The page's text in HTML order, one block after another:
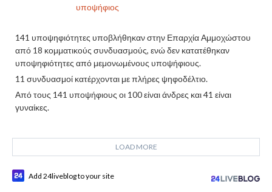
υποψήφιος
141 υποψηφιότητες υποβλήθηκαν στην Επαρχία Αμμοχώστου
από 18 κομματικούς συνδυασμούς, ενώ δεν κατατέθηκαν
υποψηφιότητες από μεμονωμένους υποψήφιους.
11 συνδυασμοί κατέρχονται με πλήρες ψηφοδέλτιο.
Από τους 141 υποψήφιους οι 100 είναι άνδρες και 41 είναι
γυναίκες.
LOAD MORE
Add 24liveblog to your site